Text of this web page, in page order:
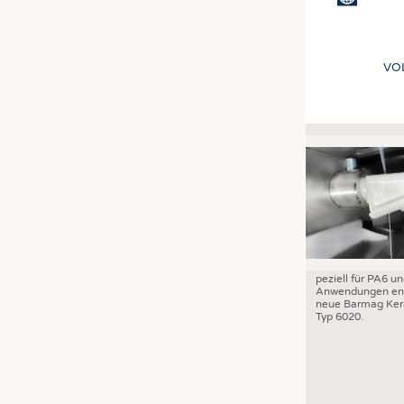
peziell für PA6
Anwendungen
neue Barmag
Typ 6020.